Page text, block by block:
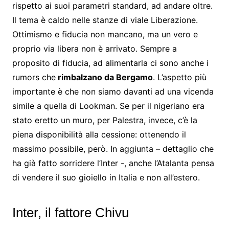
rispetto ai suoi parametri standard, ad andare oltre.
Il tema è caldo nelle stanze di viale Liberazione.
Ottimismo e fiducia non mancano, ma un vero e
proprio via libera non è arrivato. Sempre a
proposito di fiducia, ad alimentarla ci sono anche i
rumors cherimbalzano da Bergamo. L’aspetto più
importante è che non siamo davanti ad una vicenda
simile a quella di Lookman. Se per il nigeriano era
stato eretto un muro, per Palestra, invece, c’è la
piena disponibilità alla cessione: ottenendo il
massimo possibile, però. In aggiunta – dettaglio che
ha già fatto sorridere l’Inter -, anche l’Atalanta pensa
di vendere il suo gioiello in Italia e non all’estero.
Inter, il fattore Chivu